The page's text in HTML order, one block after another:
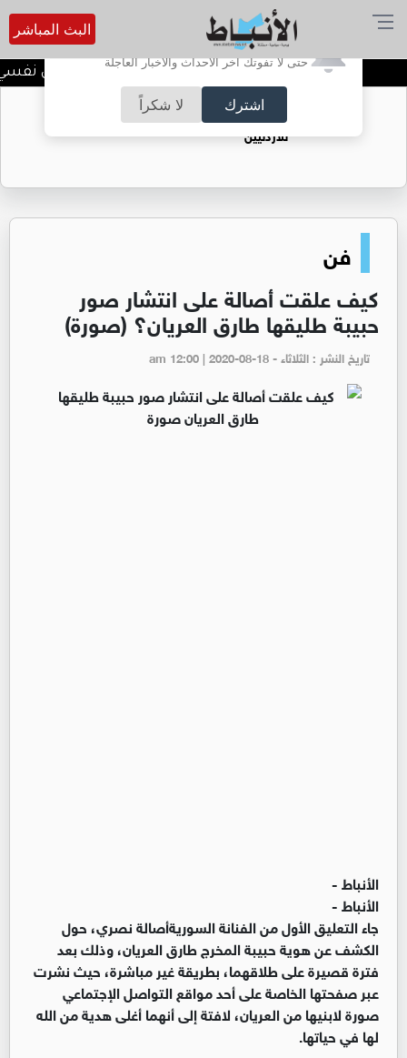
أترغب في تفعيل الإشعارات؟
حتى لا تفوتك آخر الأحداث والأخبار العاجلة
اشترك لا شكراً
البث المباشر
الضحك وقت الأزمات.. خلل نفسي
حقل الريشة حين يتحول الغاز إلى فرص عمل
للأردنيين
فن
كيف علقت أصالة على انتشار صور
حبيبة طليقها طارق العريان؟ (صورة)
تاريخ النشر : الثلاثاء - am 12:00 | 2020-08-18
الأنباط -
الأنباط -
جاء التعليق الأول من الفنانة السورية ​أصالة نصري، حول
الكشف عن هوية حبيبة المخرج ​طارق العريان​، وذلك بعد
فترة قصيرة على طلاقهما، بطريقة غير مباشرة، حيث نشرت
عبر صفحتها الخاصة على أحد مواقع التواصل الإجتماعي
صورة لابنيها من العريان، لافتة إلى أنهما أغلى هدية من الله
لها في حياتها.